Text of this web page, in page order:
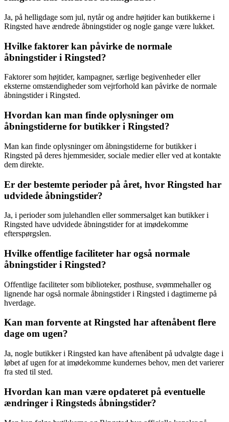
Ja, på helligdage som jul, nytår og andre højtider kan butikkerne i
Ringsted have ændrede åbningstider og nogle gange være lukket.
Hvilke faktorer kan påvirke de normale
åbningstider i Ringsted?
Faktorer som højtider, kampagner, særlige begivenheder eller
eksterne omstændigheder som vejrforhold kan påvirke de normale
åbningstider i Ringsted.
Hvordan kan man finde oplysninger om
åbningstiderne for butikker i Ringsted?
Man kan finde oplysninger om åbningstiderne for butikker i
Ringsted på deres hjemmesider, sociale medier eller ved at kontakte
dem direkte.
Er der bestemte perioder på året, hvor Ringsted har
udvidede åbningstider?
Ja, i perioder som julehandlen eller sommersalget kan butikker i
Ringsted have udvidede åbningstider for at imødekomme
efterspørgslen.
Hvilke offentlige faciliteter har også normale
åbningstider i Ringsted?
Offentlige faciliteter som biblioteker, posthuse, svømmehaller og
lignende har også normale åbningstider i Ringsted i dagtimerne på
hverdage.
Kan man forvente at Ringsted har aftenåbent flere
dage om ugen?
Ja, nogle butikker i Ringsted kan have aftenåbent på udvalgte dage i
løbet af ugen for at imødekomme kundernes behov, men det varierer
fra sted til sted.
Hvordan kan man være opdateret på eventuelle
ændringer i Ringsteds åbningstider?